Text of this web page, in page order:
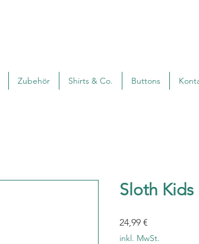
Zubehör Shirts & Co. Buttons
Sloth
24,99 €
inkl. MwSt.